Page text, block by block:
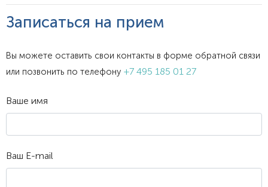
Записаться на прием
Вы можете оставить свои контакты в форме обратной связи
или позвонить по телефону +7 495 185 01 27
Ваше имя
Ваш E-mail